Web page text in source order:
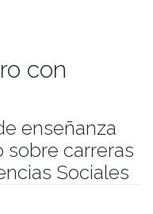
con
enseñanza
sobre carreras
Sociales